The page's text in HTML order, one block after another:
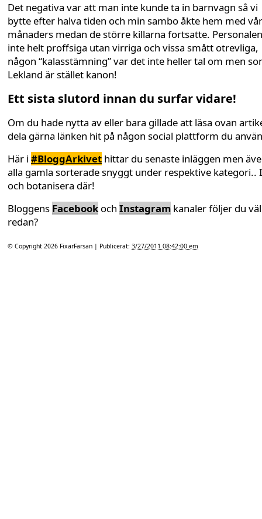
Det negativa var att man inte kunde ta in barnvagn så vi
bytte efter halva tiden och min sambo åkte hem med
månaders medan de större killarna fortsatte.
inte helt proffsiga utan virriga och vissa smått otrevliga,
någon “kalasstämning” var det inte heller tal om men
Lekland är stället kanon!
Ett sista slutord innan du surfar vidare!
Om du hade nytta av eller bara gillade att läsa ovan
dela gärna länken hit på någon social plattform du
Här i #BloggArkivet hittar du senaste inläggen men
alla gamla sorterade snyggt under respektive kategori..
och botanisera där!
Bloggens Facebookoch Instagram kanaler följer du väl
redan?
© Copyright 2026 FixarFarsan | Publicerat: 3/27/2011 08:42:00 em